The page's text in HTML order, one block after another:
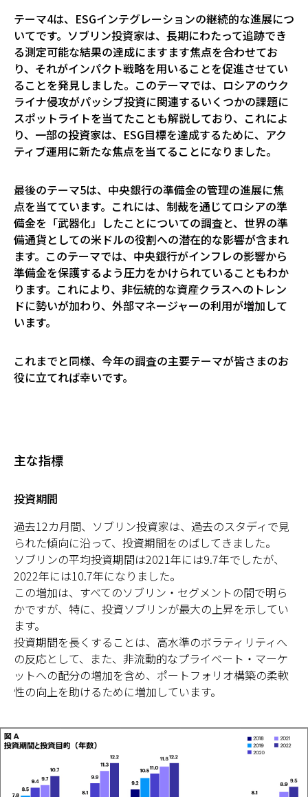
テーマ4は、ESGインテグレーションの継続的な進展につ
いてです。ソブリン投資家は、長期にわたって追跡でき
る測定可能な結果の達成にますます焦点を合わせてお
り、それがインパクト戦略を用いることを促進させてい
ることを発見しました。このテーマでは、ロシアのウク
ライナ侵攻がパッシブ投資に関連するいくつかの課題に
スポットライトを当てたことも解説しており、これによ
り、一部の投資家は、ESG目標を達成するために、アク
ティブ運用に新たな焦点を当てることになりました。
最後のテーマ5は、中央銀行の準備金の管理の進展に焦
点を当てています。これには、制裁を通じてロシアの準
備金を「武器化」したことについての調査と、世界の準
備通貨としての米ドルの役割への潜在的な影響が含まれ
ます。このテーマでは、中央銀行がインフレの影響から
準備金を保護するよう圧力をかけられていることもわか
ります。これにより、非伝統的な資産クラスへのトレン
ドに勢いが加わり、外部マネージャーの利用が増加して
います。
これまでと同様、今年の調査の主要テーマが皆さまのお
役に立てれば幸いです。
主な指標
投資期間
過去12カ月間、ソブリン投資家は、過去のスタディで見
られた傾向に沿って、投資期間をのばしてきました。
ソブリンの平均投資期間は2021年には9.7年でしたが、
2022年には10.7年になりました。
この増加は、すべてのソブリン・セグメントの間で明ら
かですが、特に、投資ソブリンが最大の上昇を示してい
ます。
投資期間を長くすることは、高水準のボラティリティへ
の反応として、また、非流動的なプライベート・マーケ
ットへの配分の増加を含め、ポートフォリオ構築の柔軟
性の向上を助けるために増加しています。